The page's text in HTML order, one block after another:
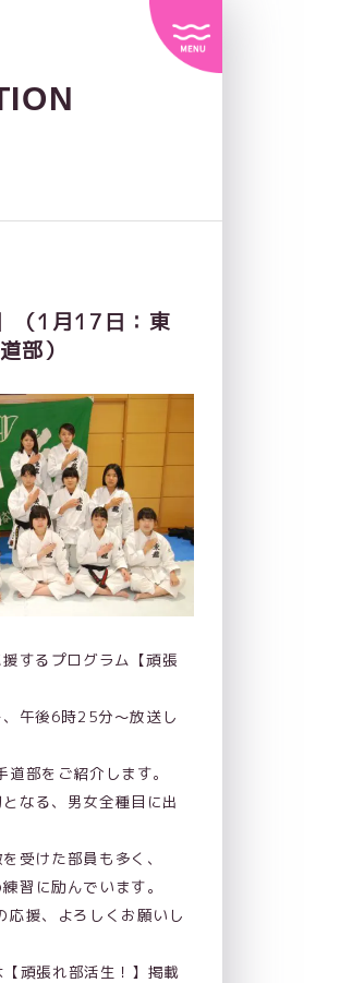
（1月17日：東
部）
するプログラム【頑張
午後6時25分～放送し
部をご紹介します。
なる、男女全種目に出
受けた部員も多く、
習に励んでいます。
応援、よろしくお願いし
頑張れ部活生！】掲載